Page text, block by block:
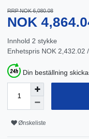
RRP NOK 6,080.08
NOK
Innhold 2 stykke
Enhetspris NOK 2,432.02
Din beställning
Ønskeliste